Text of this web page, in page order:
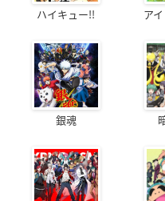
ハイキュー!! ア
銀魂